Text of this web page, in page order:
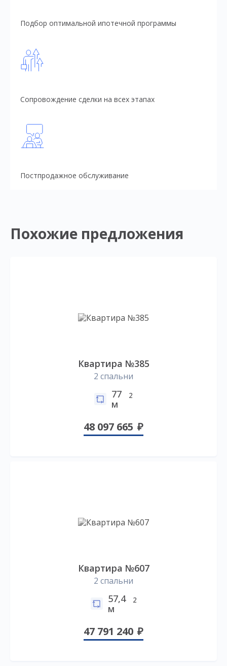
Подбор оптимальной ипотечной программы
Сопровождение сделки на всех этапах
Постпродажное обслуживание
Похожие предложения
Квартира №385
2 спальни
77
м
2
48 097 665
Квартира №607
2 спальни
57,4
м
2
47 791 240